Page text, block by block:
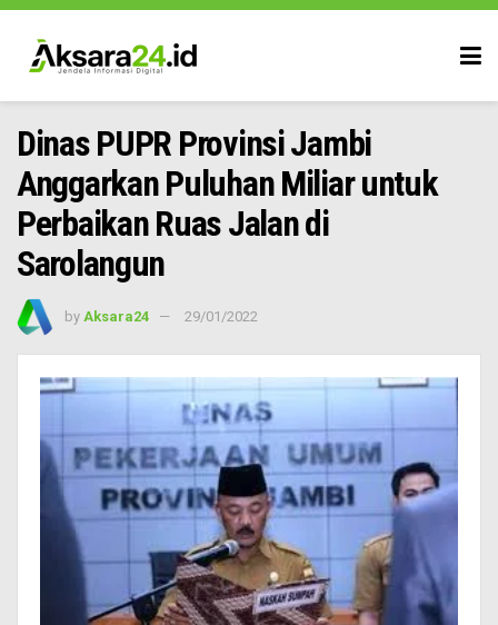
Dinas PUPR Provinsi Jambi
Anggarkan Puluhan Miliar untuk
Perbaikan Ruas Jalan di
Sarolangun
by Aksara24 29/01/2022